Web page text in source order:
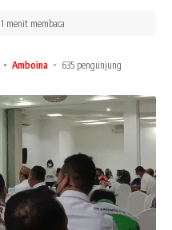
Amboina 635 pengunjung
1 menit membaca